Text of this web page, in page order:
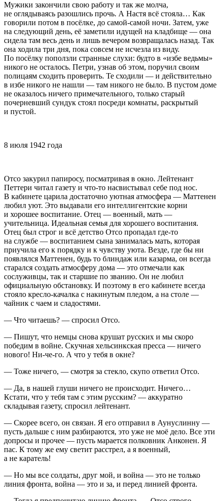
Мужики закончили свою работу и так же молча,
не оглядываясь разошлись прочь. А Настя всё стояла… Как
говорили потом в посёлке, до самой-самой ночи. Затем, уже
на следующий день, её заметили идущей на кладбище — она
сидела там весь день и лишь вечером возвращалась назад. Так
она ходила три дня, пока совсем не исчезла из виду.
По посёлку поползли странные слухи: будто в «избе ведьмы»
никого не осталось. Петри, узнав об этом, поручил своим
полицаям сходить проверить. Те сходили — и действительно
в избе никого не нашли — там никого не было. В пустом доме
не оказалось ничего примечательного, только старый
почерневший сундук стоял посреди комнаты, раскрытый
и пустой.
8 июля 1942 года
Отсо закурил папиросу, посматривая в окно. Лейтенант
Петтери читал газету и что-то насвистывал себе под нос.
В кабинете царила достаточно уютная атмосфера — Маттенен
любил уют. Это выдавали его интеллигентские корни
и хорошее воспитание. Отец — военный, мать —
учительница. Идеальная семья для хорошего воспитания.
Отец был строг и всё детство Отсо пропадал где-то
на службе — воспитанием сына занималась мать, которая
приучила его к порядку и к чувству уюта. Везде, где бы ни
появлялся Маттенен, будь то блиндаж или казарма, он всегда
старался создать атмосферу дома — это отмечали как
сослуживцы, так и старшие по званию. Он не любил
официальную обстановку. И поэтому в его кабинете всегда
стояло кресло-качалка с накинутым пледом, а на столе —
чайник с чаем и сладостями.
— Что читаешь? — спросил Отсо.
— Пишут, что немцы снова крушат русских и мы скоро
победим в войне. Скучная хельсинкская пресса — ничего
нового! Ни-че-го. А что у тебя в окне?
— Тоже ничего, — смотря за стекло, скупо ответил Отсо.
— Да, в нашей глуши ничего не происходит. Ничего…
Кстати, что у тебя там с этим русским? — аккуратно
складывая газету, спросил лейтенант.
— Скорее всего, он связан. Я его отправил в Аунуслинну —
пусть дальше с ним разбираются, это уже не моё дело. Все эти
допросы и прочее — пусть марается полковник Анконен. Я
пас. К тому же ему светит расстрел, а я военный,
а не каратель!
— Но мы все солдаты, друг мой, и война — это не только
линия фронта, война — это и за, и перед линией фронта.